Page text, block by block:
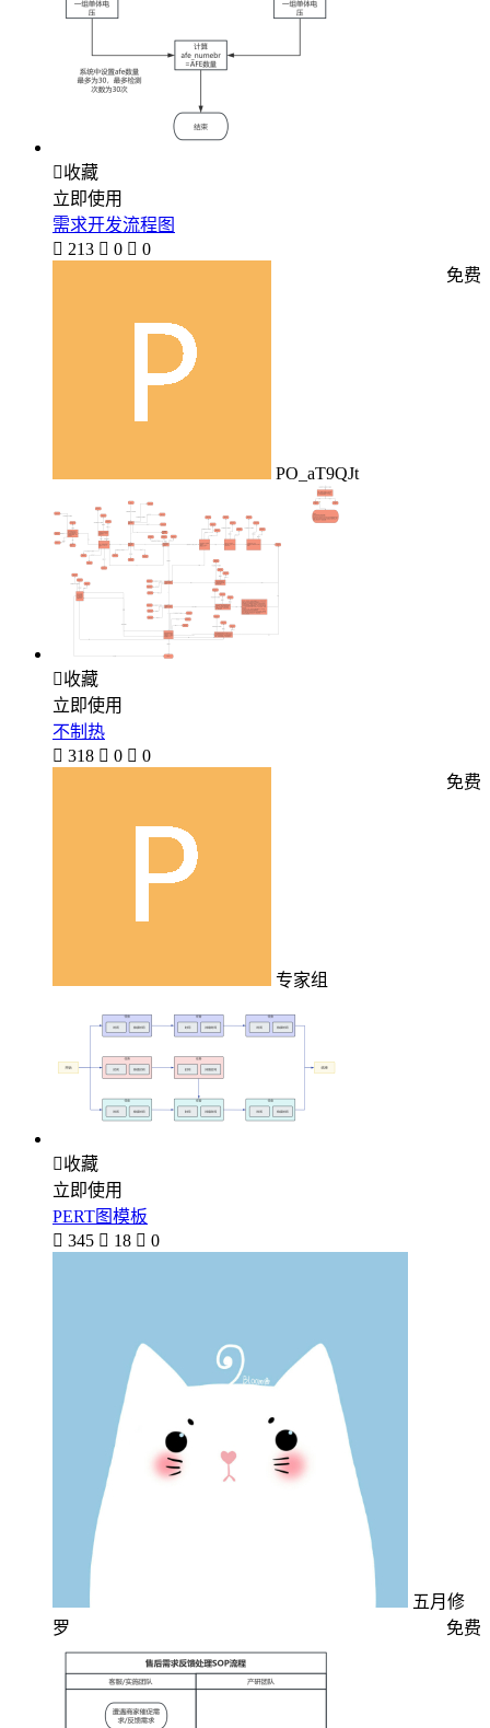
收藏
立即使用
需求开发流程图
 213  0  0
PO_aT9QJt
免费
收藏
立即使用
不制热
 318  0  0
专家组
免费
收藏
立即使用
PERT图模板
 345  18  0
五月修
罗
免费